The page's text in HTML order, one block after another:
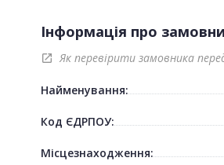
Інформація про
open_in_new Як перевірити замовника
Найменування:
Код ЄДРПОУ:
Місцезнаходження: